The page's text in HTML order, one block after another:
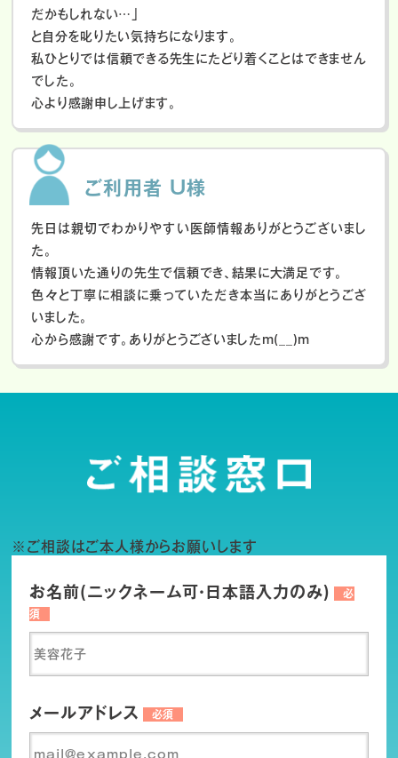
だかもしれない…」
と自分を叱りたい気持ちになります。
私ひとりでは信頼できる先生にたどり着くことはできません
でした。
心より感謝申し上げます。
ご利用者 U様
先日は親切でわかりやすい医師情報ありがとうございまし
た。
情報頂いた通りの先生で信頼でき、結果に大満足です。
色々と丁寧に相談に乗っていただき本当にありがとうござ
いました。
心から感謝です。ありがとうございましたm(__)m
※ご相談はご本人様からお願いします
お名前(ニックネーム可・日本語入力のみ)
必
須
メールアドレス 必須